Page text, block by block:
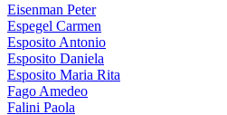
Eisenman Peter
Espegel Carmen
Esposito Antonio
Esposito Daniela
Esposito Maria Rita
Fago Amedeo
Falini Paola